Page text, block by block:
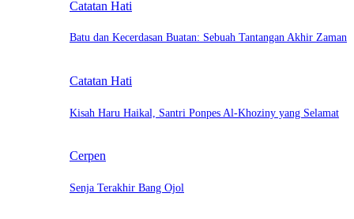
Catatan Hati
Batu dan Kecerdasan Buatan: Sebuah Tantangan Akhir Zaman
Catatan Hati
Kisah Haru Haikal, Santri Ponpes Al-Khoziny yang Selamat
Cerpen
Senja Terakhir Bang Ojol